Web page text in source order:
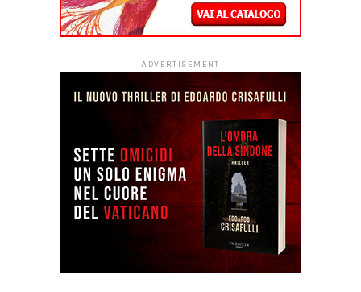
ADVERTISEMENT